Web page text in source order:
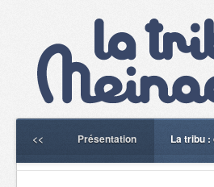
<< Présentation La tribu